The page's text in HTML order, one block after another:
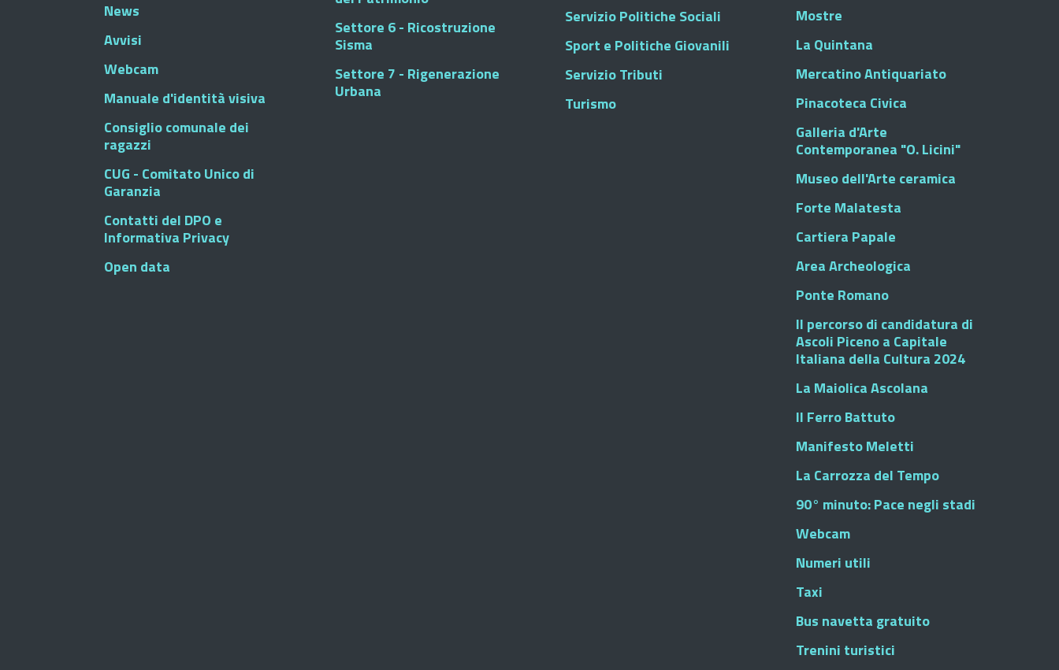
News
Avvisi
Webcam
Manuale d'identità visiva
Consiglio comunale dei
ragazzi
CUG - Comitato Unico di
Garanzia
Contatti del DPO e
Informativa Privacy
Open data
Settore 6 - Ricostruzione
Sisma
Settore 7 - Rigenerazione
Urbana
Servizio Politiche Sociali
Sport e Politiche Giovanili
Servizio Tributi
Turismo
Mostre
La Quintana
Mercatino Antiquariato
Pinacoteca Civica
Galleria d'Arte
Contemporanea "O. Licini"
Museo dell'Arte ceramica
Forte Malatesta
Cartiera Papale
Area Archeologica
Ponte Romano
Il percorso di candidatura di
Ascoli Piceno a Capitale
Italiana della Cultura 2024
La Maiolica Ascolana
Il Ferro Battuto
Manifesto Meletti
La Carrozza del Tempo
90° minuto: Pace negli stadi
Webcam
Numeri utili
Taxi
Bus navetta gratuito
Trenini turistici